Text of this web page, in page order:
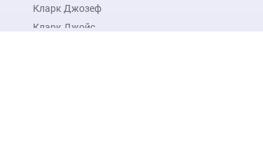
Кларк Джозеф
Кларк Джойс